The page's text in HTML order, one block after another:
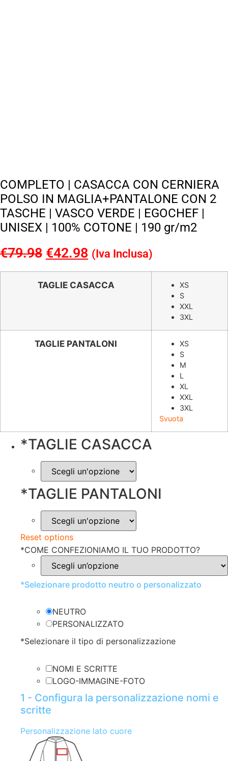
COMPLETO | CASACCA CON CERNIERA
POLSO IN MAGLIA+PANTALONE CON 2
TASCHE | VASCO VERDE | EGOCHEF |
UNISEX | 100% COTONE | 190 gr/m2
€79.98 Il
prezzo
originale
€42.98 Il
prezzo
attuale
(Iva Inclusa)
TAGLIE CASACCA
XS
S
XXL
3XL
TAGLIE PANTALONI
XS
S
M
L
XL
XXL
3XL
Svuota
*TAGLIE CASACCA
*TAGLIE PANTALONI
Reset options
*COME CONFEZIONIAMO IL TUO PRODOTTO?
*Selezionare prodotto neutro o personalizzato
NEUTRO
PERSONALIZZATO
*Selezionare il tipo di personalizzazione
NOMI E SCRITTE
LOGO-IMMAGINE-FOTO
1 - Configura la personalizzazione nomi e
scritte
Personalizzazione lato cuore